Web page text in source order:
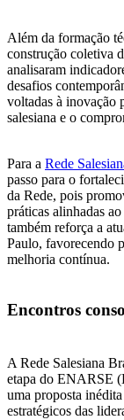
Além da formação
construção coletiva
analisaram
desafios
voltadas à inovação
salesiana e o
Para a Rede
passo para o
da Rede, pois
práticas alinhadas
também reforça a
Paulo, favorecendo
melhoria contínua.
Encontros
A Rede Salesiana
etapa do ENARSE
uma proposta
estratégicos das